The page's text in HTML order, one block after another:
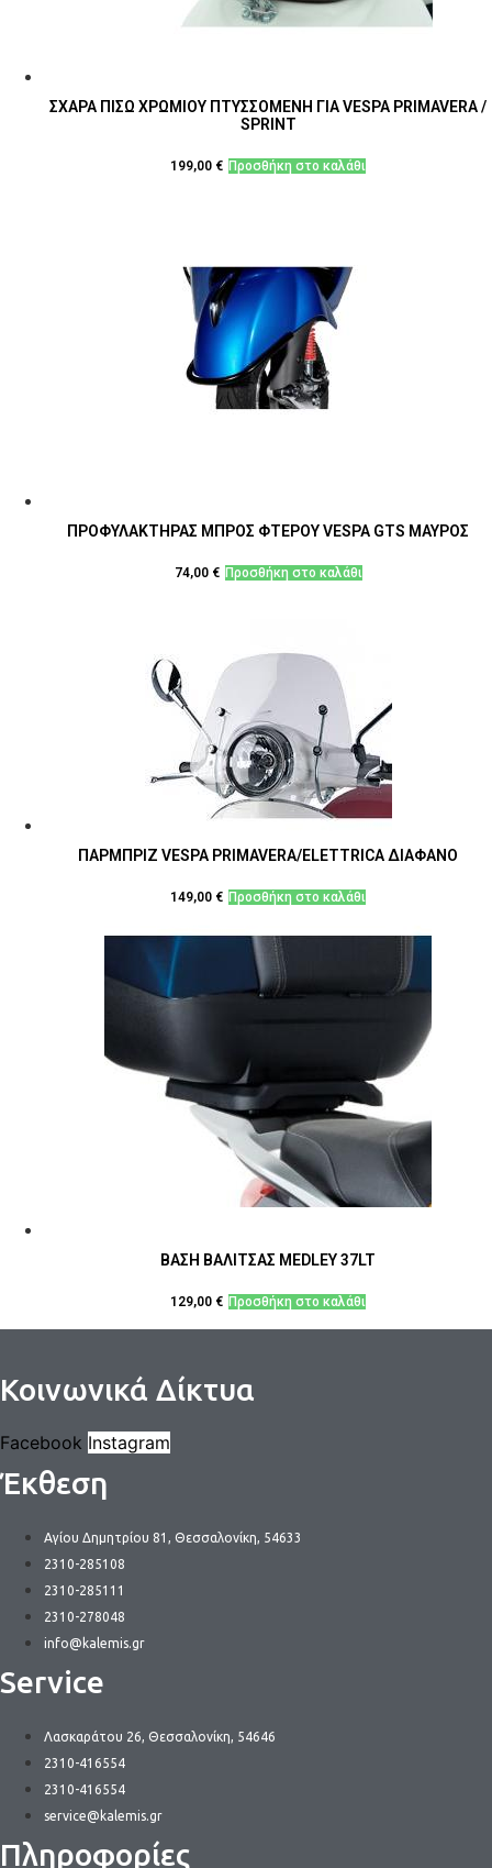
ΣΧΑΡΑ ΠΙΣΩ ΧΡΩΜΙΟΥ ΠΤΥΣΣΟΜΕΝΗ ΓΙΑ VESPA PRIMAVERA /
SPRINT
199,00 € Προσθήκη στο καλάθι
ΠΡΟΦΥΛΑΚΤΗΡΑΣ ΜΠΡΟΣ ΦΤΕΡΟΥ VESPA GTS ΜΑΥΡΟΣ
74,00 € Προσθήκη στο καλάθι
ΠΑΡΜΠΡΙΖ VESPA PRIMAVERA/ELETTRICA ΔΙΑΦΑΝΟ
149,00 € Προσθήκη στο καλάθι
ΒΑΣΗ ΒΑΛΙΤΣΑΣ MEDLEY 37LT
129,00 € Προσθήκη στο καλάθι
Κοινωνικά Δίκτυα
Facebook Instagram
Έκθεση
Αγίου Δημητρίου 81, Θεσσαλονίκη, 54633
2310-285108
2310-285111
2310-278048
info@kalemis.gr
Service
Λασκαράτου 26, Θεσσαλονίκη, 54646
2310-416554
2310-416554
service@kalemis.gr
Πληροφορίες